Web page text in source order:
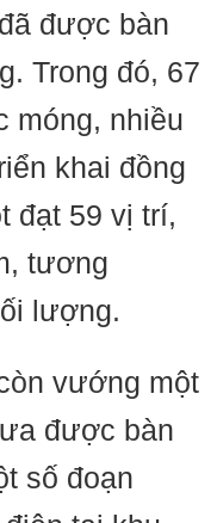
được bàn
Trong đó, 67
móng, nhiều
khai đồng
đạt 59 vị trí,
tương
lượng.
vướng một
được bàn
số đoạn